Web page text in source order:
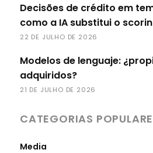
Decisões de crédito em
como a IA substitui o
22 DE JULHO DE 2026
Modelos de lenguaje:
adquiridos?
21 DE JULHO DE 2026
CATEGORIAS
Media